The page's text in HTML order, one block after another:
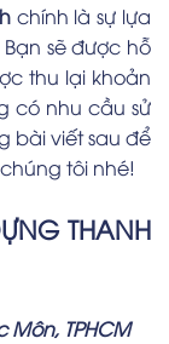
chính là sự lựa
sẽ được hỗ
thu lại khoản
có nhu cầu sử
bài viết sau để
tôi nhé!
THANH
Môn, TPHCM